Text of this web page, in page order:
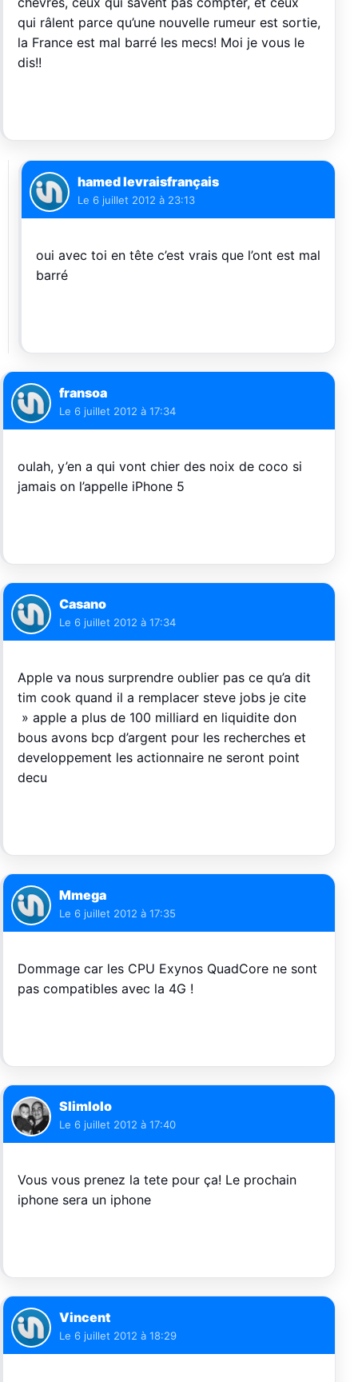
qui râlent parce qu’une nouvelle rumeur est sortie,
la France est mal barré les mecs! Moi je vous le
dis!!
hamed levraisfrançais
Le 6 juillet 2012 à 23:13
oui avec toi en tête c’est vrais que l’ont est mal
barré
fransoa
Le 6 juillet 2012 à 17:34
oulah, y’en a qui vont chier des noix de coco si
jamais on l’appelle iPhone 5
Casano
Le 6 juillet 2012 à 17:34
Apple va nous surprendre oublier pas ce qu’a dit
tim cook quand il a remplacer steve jobs je cite
» apple a plus de 100 milliard en liquidite don
bous avons bcp d’argent pour les recherches et
developpement les actionnaire ne seront point
decu
Mmega
Le 6 juillet 2012 à 17:35
Dommage car les CPU Exynos QuadCore ne sont
pas compatibles avec la 4G !
Slimlolo
Le 6 juillet 2012 à 17:40
Vous vous prenez la tete pour ça! Le prochain
iphone sera un iphone
Vincent
Le 6 juillet 2012 à 18:29